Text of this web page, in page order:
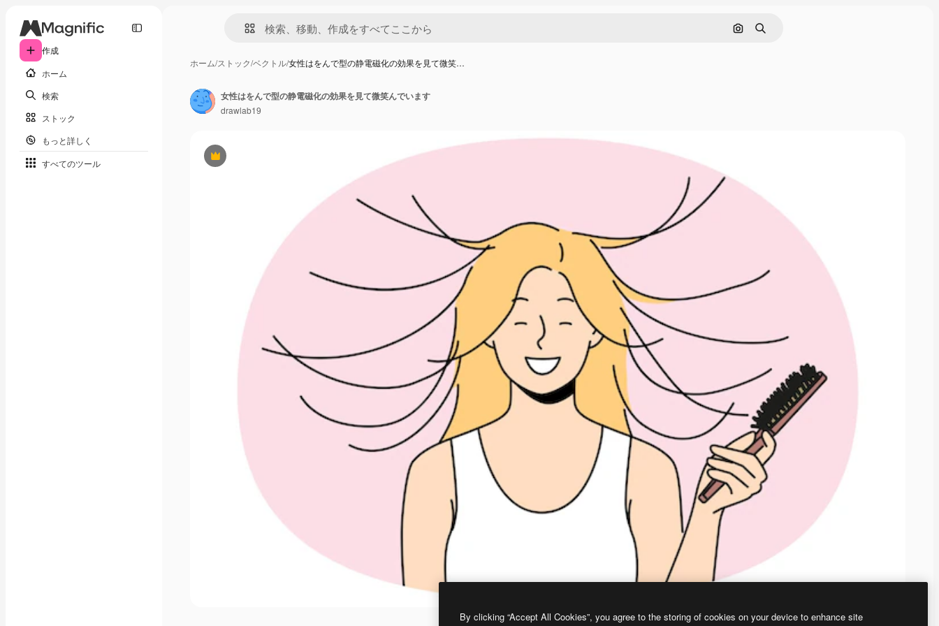
作成
ホーム
検索
ストック
もっと詳しく
すべてのツール
画像で検索
検索
ホーム/ストック/ベクトル/女性はをんで型の静電磁化の効果を見て微笑…
Premium
女性はをんで型の静電磁化の効果を見て微笑んでいます
drawlab19
By clicking “Accept All Cookies”, you agree to the storing of cookies on your device to enhance site